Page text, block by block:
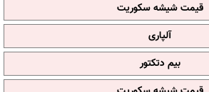
قیمت شیشه سکوریت
آلپاری
بیم دتکتور